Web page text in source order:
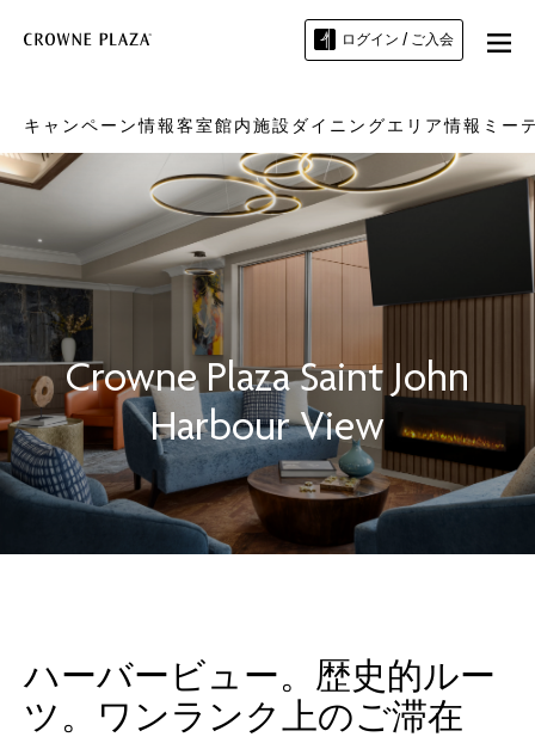
ログイン / ご入会
キャンペーン情報客室館内施設 ダイニングエリア情報 ミー
Crowne Plaza Saint John
Harbour View
ハーバービュー。歴史的ルー
ツ。ワンランク上のご滞在